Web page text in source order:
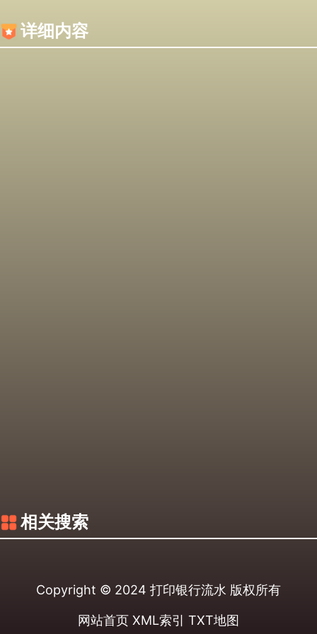
详细内容
相关搜索
Copyright © 2024 打印银行流水 版权所有
网站首页 XML索引 TXT地图